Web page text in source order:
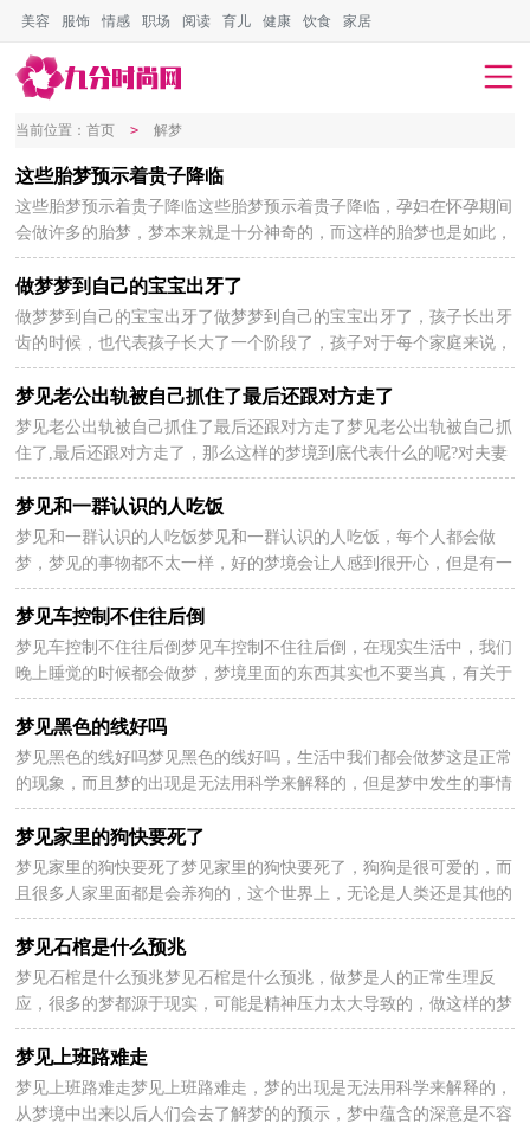
美容 服饰 情感 职场 阅读 育儿 健康 饮食 家居
会员注册
当前位置：首页 > 解梦
这些胎梦预示着贵子降临
2024-05-30
这些胎梦预示着贵子降临这些胎梦预示着贵子降临，孕妇在怀孕期间
会做许多的胎梦，梦本来就是十分神奇的，而这样的胎梦也是如此，
但胎梦一般并不是非常正确， 为大家分享这些胎梦预示...
做梦梦到自己的宝宝出牙了
2024-05-30
做梦梦到自己的宝宝出牙了做梦梦到自己的宝宝出牙了，孩子长出牙
齿的时候，也代表孩子长大了一个阶段了，孩子对于每个家庭来说，
都是新生的希望，当孩子开始长出第一颗牙齿的时候，其实...
梦见老公出轨被自己抓住了最后还跟对方走了
2024-05-30
梦见老公出轨被自己抓住了最后还跟对方走了梦见老公出轨被自己抓
住了,最后还跟对方走了，那么这样的梦境到底代表什么的呢?对夫妻
关系会有什么影响吗?有什么需要注意的地方吗?...
梦见和一群认识的人吃饭
2024-05-29
梦见和一群认识的人吃饭梦见和一群认识的人吃饭，每个人都会做
梦，梦见的事物都不太一样，好的梦境会让人感到很开心，但是有一
些梦到不好的场景则会感觉到不安和心慌，看看梦见和一群...
梦见车控制不住往后倒
2024-05-29
梦见车控制不住往后倒梦见车控制不住往后倒，在现实生活中，我们
晚上睡觉的时候都会做梦，梦境里面的东西其实也不要当真，有关于
梦里面的含义也不是所有人都会相信的，现在分享梦见车...
梦见黑色的线好吗
2024-05-29
梦见黑色的线好吗梦见黑色的线好吗，生活中我们都会做梦这是正常
的现象，而且梦的出现是无法用科学来解释的，但是梦中发生的事情
对人会有一定的启发，以下详细解析梦见黑色的线好吗...
梦见家里的狗快要死了
2024-05-29
梦见家里的狗快要死了梦见家里的狗快要死了，狗狗是很可爱的，而
且很多人家里面都是会养狗的，这个世界上，无论是人类还是其他的
动物都会有死亡的一天，只是死亡的时间不太相同罢了，下...
梦见石棺是什么预兆
2024-05-29
梦见石棺是什么预兆梦见石棺是什么预兆，做梦是人的正常生理反
应，很多的梦都源于现实，可能是精神压力太大导致的，做这样的梦
究竟是代表什么意思呢？以下分享梦见石棺是什么预兆，来看...
梦见上班路难走
2024-05-29
梦见上班路难走梦见上班路难走，梦的出现是无法用科学来解释的，
从梦境中出来以后人们会去了解梦的的预示，梦中蕴含的深意是不容